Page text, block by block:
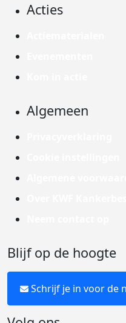
Acties
Algemeen
Blijf op de hoogte
Schrijf je in voor de